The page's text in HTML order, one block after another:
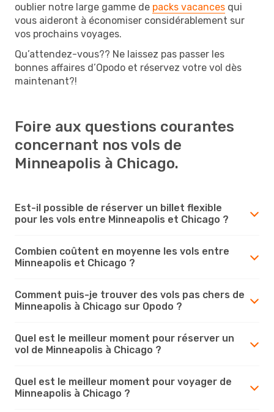
oublier notre large gamme de packs vacances qui
vous aideront à économiser considérablement sur
vos prochains voyages.
Qu’attendez-vous?? Ne laissez pas passer les
bonnes affaires d’Opodo et réservez votre vol dès
maintenant?!
Foire aux questions courantes
concernant nos vols de
Minneapolis à Chicago.
Est-il possible de réserver un billet flexible
pour les vols entre Minneapolis et Chicago ?
Combien coûtent en moyenne les vols entre
Minneapolis et Chicago ?
Comment puis-je trouver des vols pas chers de
Minneapolis à Chicago sur Opodo ?
Quel est le meilleur moment pour réserver un
vol de Minneapolis à Chicago ?
Quel est le meilleur moment pour voyager de
Minneapolis à Chicago ?